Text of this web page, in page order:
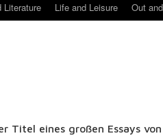
Literature Life and Leisure Out
Titel eines großen Essays von